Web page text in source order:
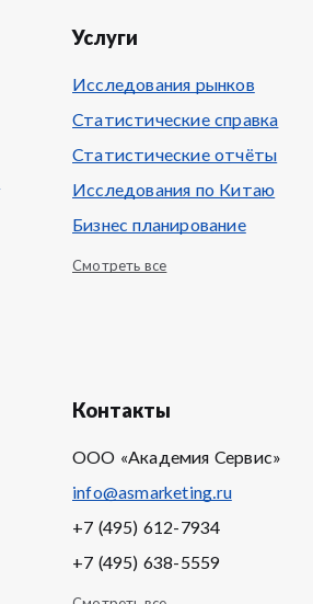
Услуги
Исследования рынков
Статистические справка
Статистические отчёты
Исследования по Китаю
Бизнес планирование
Смотреть все
Контакты
ООО «Академия Сервис»
info@asmarketing.ru
+7 (495) 612-7934
+7 (495) 638-5559